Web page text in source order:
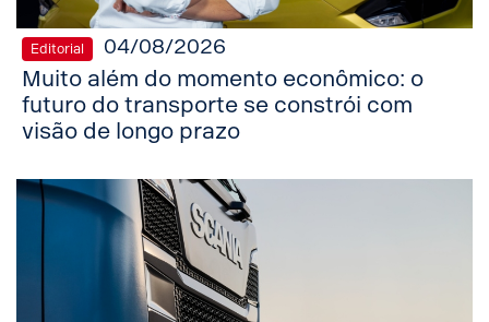
Editorial 04/08/2026
Muito além do momento econômico: o
futuro do transporte se constrói com
visão de longo prazo